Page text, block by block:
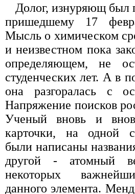
Долог, изнуряющ был
пришедшему 17
Мысль о химическом
и неизвестном пока
определяющем, не
студенческих лет. А в
она разгоралась с
Напряжение поисков
Ученый вновь и
карточки, на одной
были написаны
другой - атомный
некоторых
данного элемента.